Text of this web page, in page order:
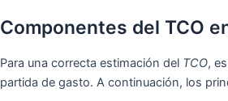
Componentes del TCO
Para una correcta estimación del TCO,
partida de gasto. A continuación, los